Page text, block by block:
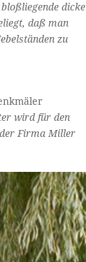
dicke
daß man
zu
wird für den
der Firma Miller